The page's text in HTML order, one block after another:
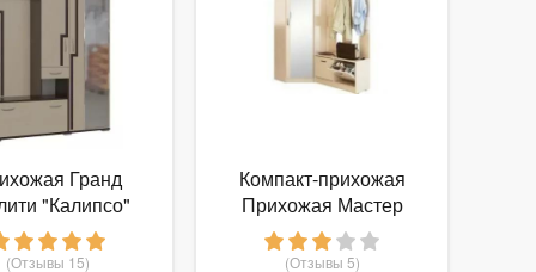
Гранд
"Калипсо"
светлый, ЛДСП,
Венге, шкаф
(Отзывы 15)
Компакт-прихожая
Прихожая Мастер
Ольга-10 дуб
молочный
(Отзывы 5)